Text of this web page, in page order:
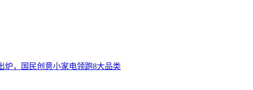
炉，国民创意小家电领跑8大品类